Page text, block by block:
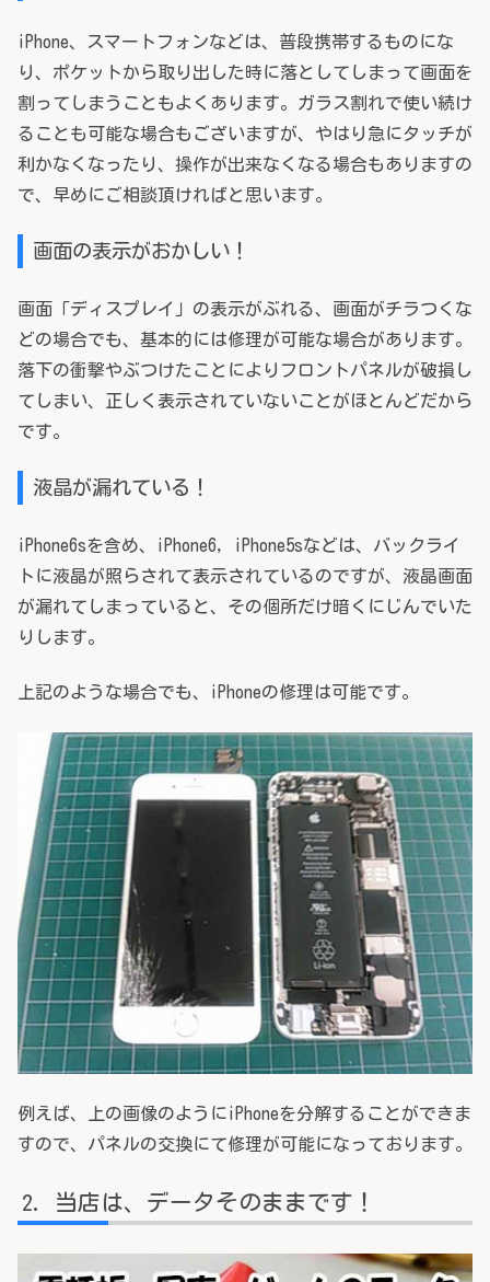
iPhone、スマートフォンなどは、普段携帯するものにな
り、ポケットから取り出した時に落としてしまって画面を
割ってしまうこともよくあります。ガラス割れで使い続け
ることも可能な場合もございますが、やはり急にタッチが
利かなくなったり、操作が出来なくなる場合もありますの
で、早めにご相談頂ければと思います。
画面の表示がおかしい！
画面「ディスプレイ」の表示がぶれる、画面がチラつくな
どの場合でも、基本的には修理が可能な場合があります。
落下の衝撃やぶつけたことによりフロントパネルが破損し
てしまい、正しく表示されていないことがほとんどだから
です。
液晶が漏れている！
iPhone6sを含め、iPhone6, iPhone5sなどは、バックライ
トに液晶が照らされて表示されているのですが、液晶画面
が漏れてしまっていると、その個所だけ暗くにじんでいた
りします。
上記のような場合でも、iPhoneの修理は可能です。
例えば、上の画像のようにiPhoneを分解することができま
すので、パネルの交換にて修理が可能になっております。
当店は、データそのままです！